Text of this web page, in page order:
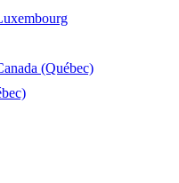
(Québec)